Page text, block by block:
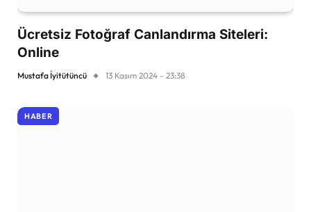
Ücretsiz Fotoğraf Canlandırma Siteleri:
Online
Mustafa İyitütüncü 13 Kasım 2024 - 23:38
HABER